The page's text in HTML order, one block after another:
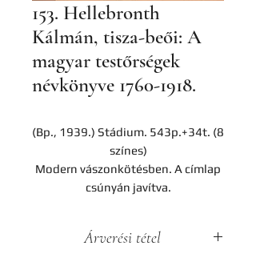
153. Hellebronth
Kálmán, tisza-beői: A
magyar testőrségek
névkönyve 1760-1918.
(Bp., 1939.) Stádium. 543p.+34t. (8
színes)
Modern vászonkötésben. A címlap
csúnyán javítva.
Árverési tétel